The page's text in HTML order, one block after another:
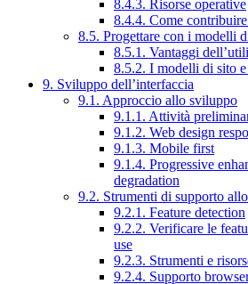
8.4.3. Risorse operative
8.4.4. Come
8.5. Progettare con i modelli
8.5.1. Vantaggi
8.5.2. I modelli di sito
9. Sviluppo dell’interfaccia
9.1. Approccio allo sviluppo
9.1.1. Attività
9.1.2. Web design
9.1.3. Mobile first
9.1.4. Progressive
degradation
9.2. Strumenti di supporto
9.2.1. Feature detection
9.2.2. Verificare le
use
9.2.3. Strumenti e
9.2.4. Supporto